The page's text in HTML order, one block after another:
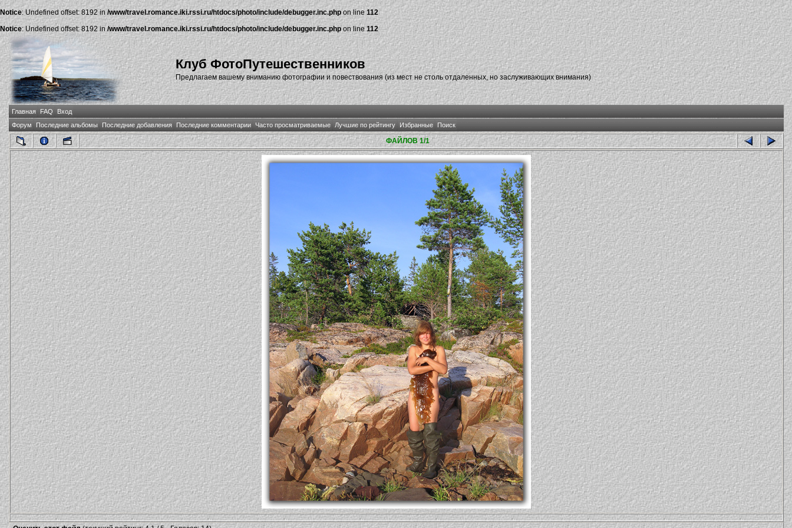
Notice: Undefined offset: 8192 in /www/travel.romance.iki.rssi.ru/htdocs/photo/include/debugger.inc.phpon line112
Notice: Undefined offset: 8192 in/www/travel.romance.iki.rssi.ru/htdocs/photo/include/debugger.inc.phpon line112
Клуб ФотоПутешественников
Предлагаем вашему вниманию фотографии и повествования (из мест не столь отдаленных, но заслуживающих внимания)
Главная FAQ
Вход
Форум
Последние альбомы Последние добавления Последние комментарии Часто просматриваемые Лучшие по рейтингу Избранные Поиск
ФАЙЛОВ 1/1